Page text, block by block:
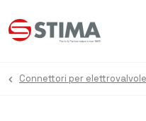
Connettori per elettrovalvole